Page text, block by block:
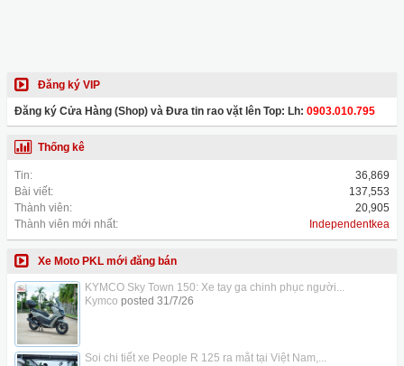
Đăng ký VIP
Đăng ký Cửa Hàng (Shop) và Đưa tin rao vặt lên Top: Lh: 0903.010.795
Thống kê
Tin:
36,869
Bài viết:
137,553
Thành viên:
20,905
Thành viên mới nhất:
Independentkea
Xe Moto PKL mới đăng bán
KYMCO Sky Town 150: Xe tay ga chinh phục người...
Kymco posted 31/7/26
Soi chi tiết xe People R 125 ra mắt tại Việt Nam,...